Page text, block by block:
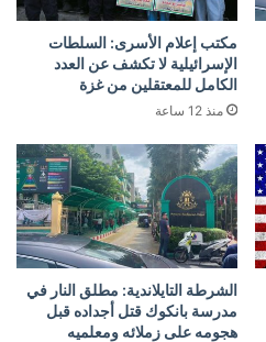
مكتب إعلام الأسرى: السلطات
الإسرائيلية لا تكشف عن العدد
الكامل للمعتقلين من غزة
منذ 12 ساعة
الشرطة التايلاندية: مطلق النار في
مدرسة بانكوك قتل أجداده قبل
هجومه على زملائه ومعلميه